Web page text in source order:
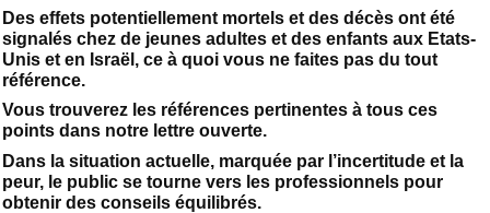
Des effets potentiellement mortels et des décès ont été
signalés chez de jeunes adultes et des enfants aux Etats-
Unis et en Israël, ce à quoi vous ne faites pas du tout
référence.
Vous trouverez les références pertinentes à tous ces
points dans notre lettre ouverte.
Dans la situation actuelle, marquée par l’incertitude et la
peur, le public se tourne vers les professionnels pour
obtenir des conseils équilibrés.